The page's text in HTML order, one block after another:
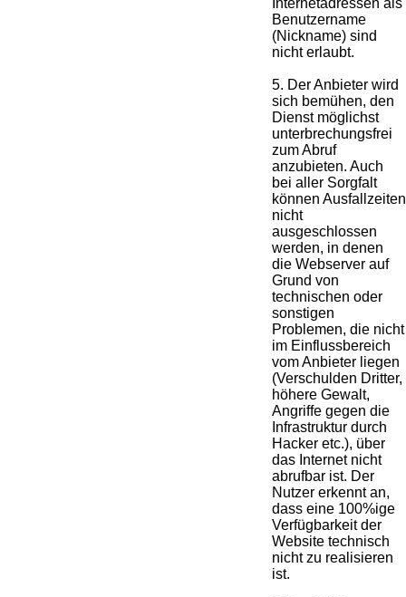
Benutzername
(Nickname) sind
nicht erlaubt.
5. Der Anbieter wird
sich bemühen, den
Dienst möglichst
unterbrechungsfrei
zum Abruf
anzubieten. Auch
bei aller Sorgfalt
können Ausfallzeiten
nicht
ausgeschlossen
werden, in denen
die Webserver auf
Grund von
technischen oder
sonstigen
Problemen, die nicht
im Einflussbereich
vom Anbieter liegen
(Verschulden Dritter,
höhere Gewalt,
Angriffe gegen die
Infrastruktur durch
Hacker etc.), über
das Internet nicht
abrufbar ist. Der
Nutzer erkennt an,
dass eine 100%ige
Verfügbarkeit der
Website technisch
nicht zu realisieren
ist.